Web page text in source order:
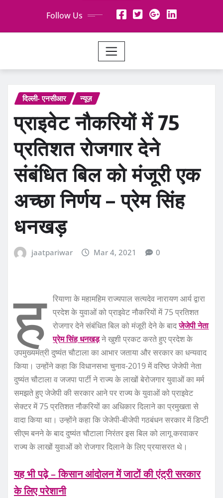
Follow Us
दिल्ली- एनसीआर न्यूज़
प्राइवेट नौकरियों में 75
प्रतिशत रोजगार देने
संबंधित बिल को मंजूरी एक
अच्छा निर्णय – प्रेम सिंह
धनखड़
jaatpariwar Mar 4, 2021 0
ह
रियाणा के महामहिम राज्यपाल सत्यदेव नारायण आर्य द्वारा
प्रदेश के युवाओं को प्राइवेट नौकरियों में 75 प्रतिशत
रोजगार देने संबंधित बिल को मंजूरी देने के बादजेजेपी नेता
प्रेम सिंह धनखड़ने खुशी प्रकट करते हुए प्रदेश के
उपमुख्यमंत्री दुष्यंत चौटाला का आभार जताया और सरकार का धन्यवाद
किया। उन्होंने कहा कि विधानसभा चुनाव-2019 में वरिष्ठ जेजेपी नेता
दुष्यंत चौटाला व जजपा पार्टी ने राज्य के लाखों बेरोजगार युवाओं का मर्म
समझते हुए जेजेपी की सरकार आने पर राज्य के युवाओं को प्राइवेट
सेक्टर में 75 प्रतिशत नौकरियों का अधिकार दिलाने का प्रमुखता से
वादा किया था। उन्होंने कहा कि जेजेपी-बीजेपी गठबंधन सरकार में डिप्टी
सीएम बनने के बाद दुष्यंत चौटाला निरंतर इस बिल को लागू करवाकर
राज्य के लाखों युवाओं को रोजगार दिलाने के लिए प्रयासरत थे।
यह भी पढ़े – किसान आंदोलन में जाटों की एंट्री सरकार
के लिए परेशानी